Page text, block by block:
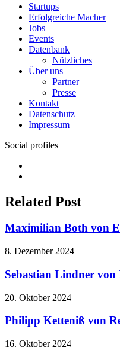
Startups
Erfolgreiche Macher
Jobs
Events
Datenbank
Nützliches
Über uns
Partner
Presse
Kontakt
Datenschutz
Impressum
Social profiles
Related Post
Maximilian Both von
8. Dezember 2024
Sebastian Lindner von
20. Oktober 2024
Philipp Ketteniß von
16. Oktober 2024